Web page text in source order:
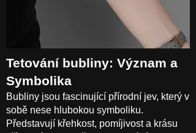
Tetování bubliny: Význam a
Symbolika
Bubliny jsou fascinující přírodní jev, který v
sobě nese hlubokou symboliku.
Představují křehkost, pomíjivost a krásu